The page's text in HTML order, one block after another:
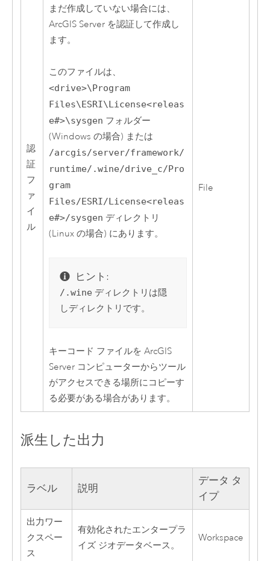
認
証
フ
ァ
イ
ル
まだ作成していない場合には、
ArcGIS Serverを認証して作成し
ます。
このファイルは、
<drive>\Program
Files\ESRI\License<releas
e#>\sysgen フォルダー
(Windows の場合) または
/arcgis/server/framework/
runtime/.wine/drive_c/Pro
gram
Files/ESRI/License<releas
e#>/sysgen ディレクトリ
(Linuxの場合) にあります。
ヒント:
/.wine ディレクトリは隠
しディレクトリです。
キーコード ファイルを ArcGIS
Serverコンピューターからツール
がアクセスできる場所にコピーす
る必要がある場合があります。
File
派生した出力
ラベル 説明
データ タ
イプ
出力ワー
クスペー
ス
有効化されたエンタープラ
イズ ジオデータベース。
Workspace